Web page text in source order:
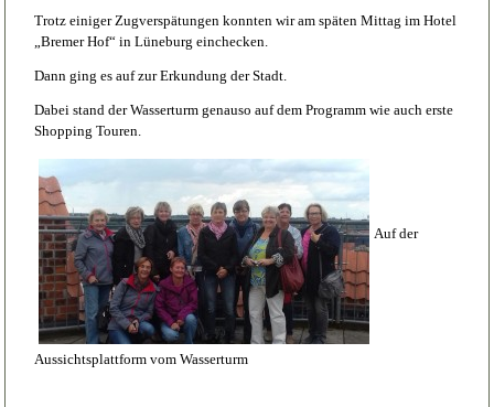
Trotz einiger Zugverspätungen konnten wir am späten Mittag im Hotel
„Bremer Hof“ in Lüneburg einchecken.
Dann ging es auf zur Erkundung der Stadt.
Dabei stand der Wasserturm genauso auf dem Programm wie auch erste
Shopping Touren.
Auf der
Aussichtsplattform vom Wasserturm